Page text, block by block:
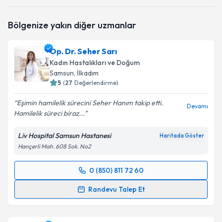
oluşturun. Size bu uzmandan randevu almanız için bir
Kişisel verilerimin işlenmesine ilişkin
Metni'ni okudum ve kişisel verilerimin belirtilen
kapsamda işlenmesini kabul ediyorum.
Takvim Talebini Gönder
Bölgenize yakın diğer uzmanlar
Op. Dr. Seher Sarı
Kadın Hastalıkları ve Doğum
Samsun, İlkadım
5 (27 Değerlendirme)
Eşimin hamilelik sürecini Seher Hanım takip etti.
Hamilelik süreci biraz...
Devamı
Liv Hospital Samsun Hastanesi Haritada Göster
Hançerli Mah. 608 Sok. No2
0 (850) 811 72 60
Randevu Talep Et
Randevu Takvimi Talebi